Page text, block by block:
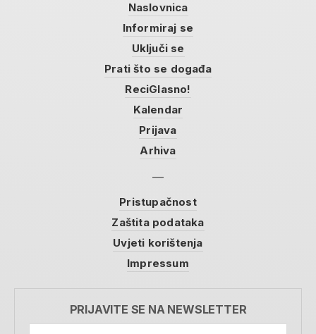
Naslovnica
Informiraj se
Uključi se
Prati što se događa
ReciGlasno!
Kalendar
Prijava
Arhiva
Pristupačnost
Zaštita podataka
Uvjeti korištenja
Impressum
PRIJAVITE SE NA NEWSLETTER